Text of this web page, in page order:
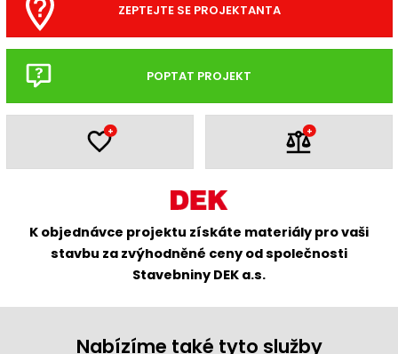
ZEPTEJTE SE PROJEKTANTA
POPTAT PROJEKT
+ +
K objednávce projektu získáte materiály pro vaši
stavbu za zvýhodněné ceny od společnosti
Stavebniny DEK a.s.
Nabízíme také tyto služby